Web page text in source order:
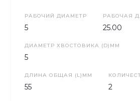
РАБОЧИЙ ДИАМЕТР
5
РАБОЧАЯ
25.00
ДИАМЕТР ХВОСТОВИКА (D)ММ
5
ДЛИНА ОБЩАЯ (L)ММ
55 2